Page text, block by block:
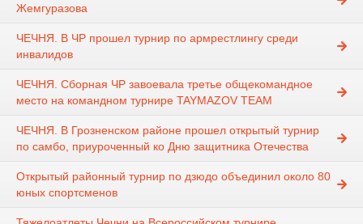
Жемгуразова
ЧЕЧНЯ. В ЧР прошел турнир по армрестлингу среди
инвалидов
ЧЕЧНЯ. Сборная ЧР завоевала третье общекомандное
место на командном турнире TAYMAZOV TEAM
ЧЕЧНЯ. В Грозненском районе прошел открытый турнир
по самбо, приуроченный ко Дню защитника Отечества
Открытый районный турнир по дзюдо объединил около 80
юных спортсменов